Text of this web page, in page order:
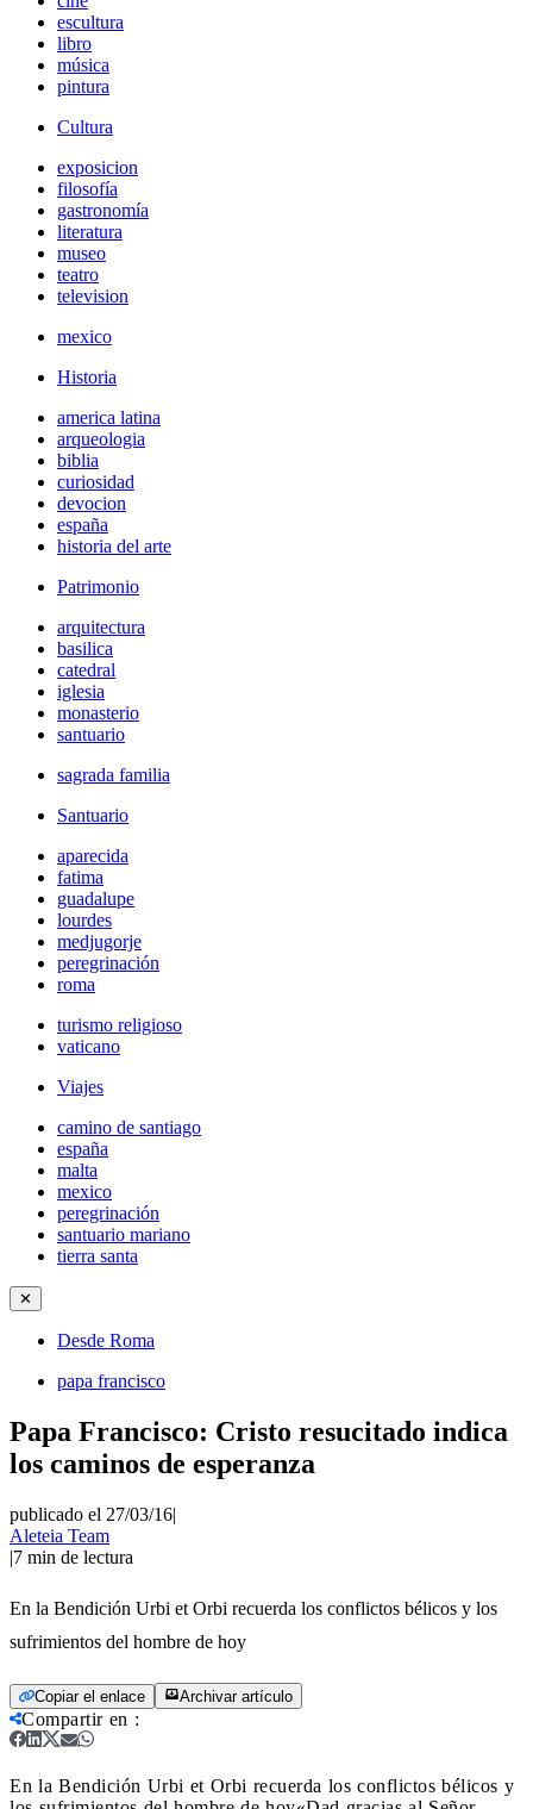
escultura
libro
música
pintura
Cultura
exposicion
filosofía
gastronomía
literatura
museo
teatro
television
mexico
Historia
america latina
arqueologia
biblia
curiosidad
devocion
españa
historia del arte
Patrimonio
arquitectura
basilica
catedral
iglesia
monasterio
santuario
sagrada familia
Santuario
aparecida
fatima
guadalupe
lourdes
medjugorje
peregrinación
roma
turismo religioso
vaticano
Viajes
camino de santiago
españa
malta
mexico
peregrinación
santuario mariano
tierra santa
✕
Desde Roma
papa francisco
Papa Francisco: Cristo resucitado indica
los caminos de esperanza
publicado el 27/03/16|
Aleteia Team
|7 min de lectura
En la Bendición Urbi et Orbi recuerda los conflictos bélicos y los
sufrimientos del hombre de hoy
Copiar el enlace Archivar artículo
Compartir en :
En la Bendición Urbi et Orbi recuerda los conflictos bélicos y